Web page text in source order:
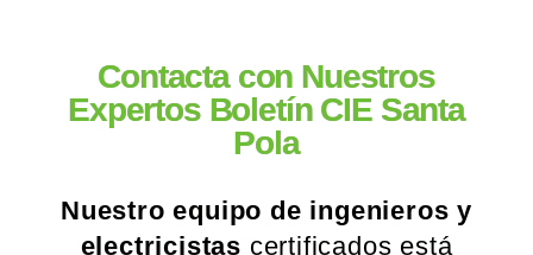
Contacta con Nuestros
Expertos Boletín CIE Santa
Pola
Nuestro equipo de ingenieros y
electricistas certificados está